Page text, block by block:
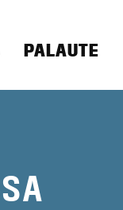
PALAUTE